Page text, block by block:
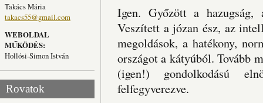
Takács Mária
takacs55@gmail.com
WEBOLDAL
MŰKÖDÉS:
Hollósi-Simon István
Rovatok
Igen. Győzött a hazugság,
Veszített a józan ész, az
megoldások, a hatékony,
országot a kátyúból. Tovább
(igen!) gondolkodású
felfegyverezve.